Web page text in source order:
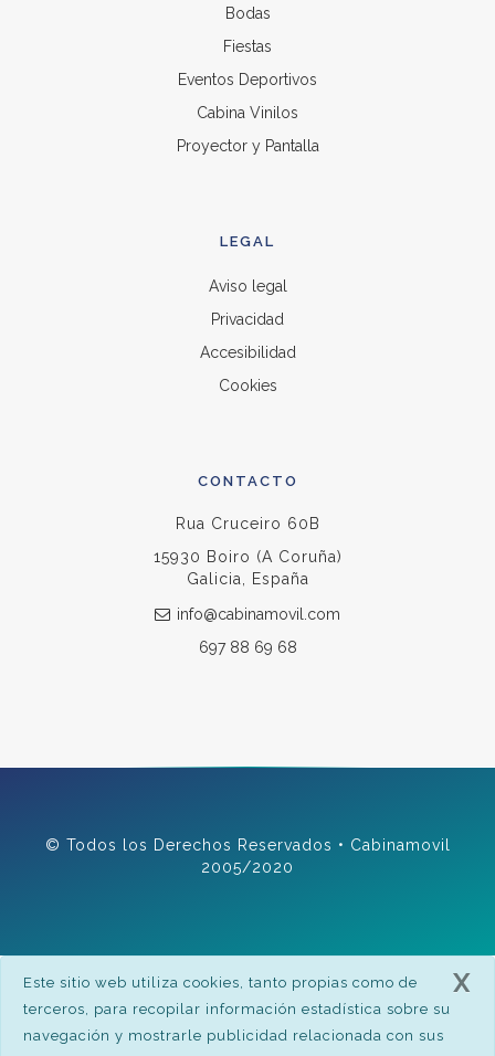
Bodas
Fiestas
Eventos Deportivos
Cabina Vinilos
Proyector y Pantalla
LEGAL
Aviso legal
Privacidad
Accesibilidad
Cookies
CONTACTO
Rua Cruceiro 60B
15930 Boiro (A Coruña)
Galicia, España
info@cabinamovil.com
697 88 69 68
© Todos los Derechos Reservados • Cabinamovil
2005/2020
X
Este sitio web utiliza cookies, tanto propias como de
terceros, para recopilar información estadística sobre su
navegación y mostrarle publicidad relacionada con sus